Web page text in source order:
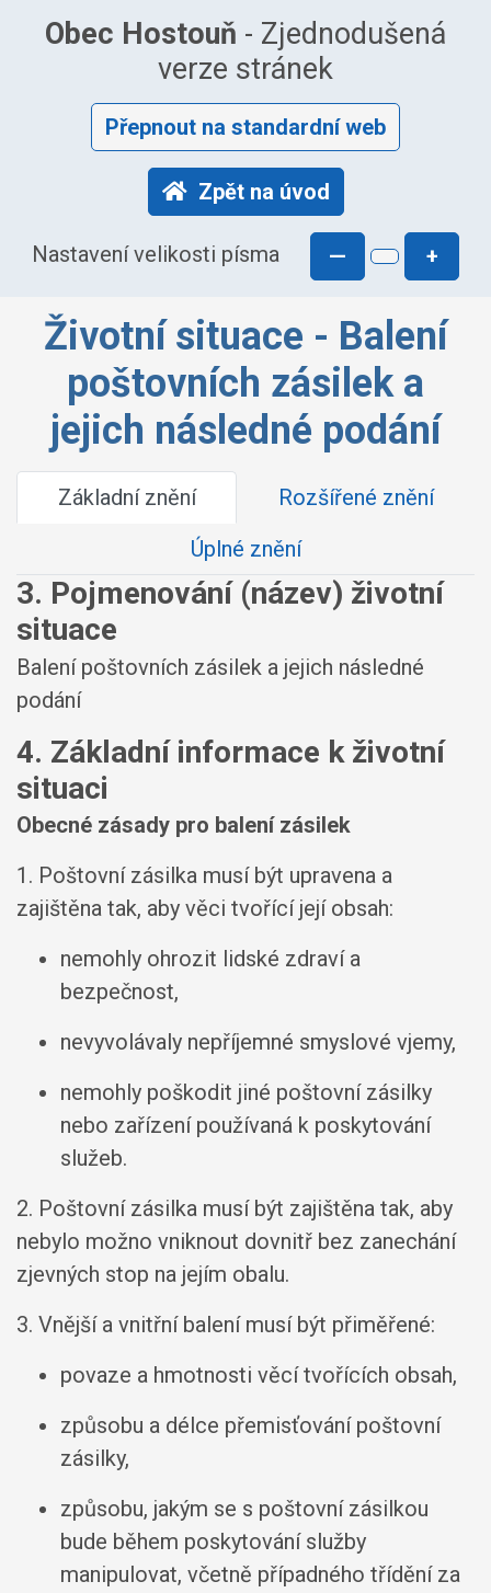
Obec Hostouň - Zjednodušená
verze stránek
Přepnout na standardní web
Zpět na úvod
Nastavení velikosti písma — +
Životní situace - Balení
poštovních zásilek a
jejich následné podání
Základní znění
Rozšířené znění
Úplné znění
3. Pojmenování (název) životní
situace
Balení poštovních zásilek a jejich následné
podání
4. Základní informace k životní
situaci
Obecné zásady pro balení zásilek
1. Poštovní zásilka musí být upravena a
zajištěna tak, aby věci tvořící její obsah:
nemohly ohrozit lidské zdraví a
bezpečnost,
nevyvolávaly nepříjemné smyslové vjemy,
nemohly poškodit jiné poštovní zásilky
nebo zařízení používaná k poskytování
služeb.
2. Poštovní zásilka musí být zajištěna tak, aby
nebylo možno vniknout dovnitř bez zanechání
zjevných stop na jejím obalu.
3. Vnější a vnitřní balení musí být přiměřené:
povaze a hmotnosti věcí tvořících obsah,
způsobu a délce přemisťování poštovní
zásilky,
způsobu, jakým se s poštovní zásilkou
bude během poskytování služby
manipulovat, včetně případného třídění za